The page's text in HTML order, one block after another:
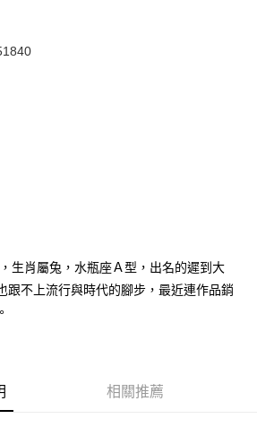
】
商品之後才付款」的支付方式。 讓您購物簡單
不需綁卡、不需儲值。
訊認證，即可結帳。
務後，再付款。
流程】
先享後付」後，將跳轉至「AFTEE先享後付」
確認金額後，即可完成結帳。
收到繳費通知簡訊。
進行付款，方視為交易完成。
不需立刻繳費，但若您需要取消訂單，請聯絡
同意取消之訂單仍視為有效，需透過AFTEE先享
先享後付 」之結帳頁面顯示為準，若有關於
限公司提供之「AFTEE先享後付」服務完成之交
內提供個人資料，並將交易相關給付款項請求債
含以上)免運費
含以上)免運費
含以上)免運費
生肖屬兔，水瓶座Ａ型，出名的遲到大
跟不上流行與時代的腳步，最近連作品銷
相關推薦